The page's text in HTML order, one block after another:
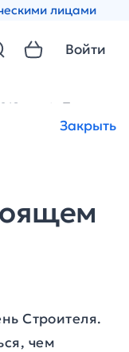
лицами
Закрыть
Войти
год Повесть о
Строителя.
чем